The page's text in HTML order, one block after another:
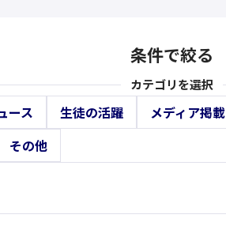
条件で絞る
カテゴリを選択
ース 生徒の活躍 メディア掲載
その他